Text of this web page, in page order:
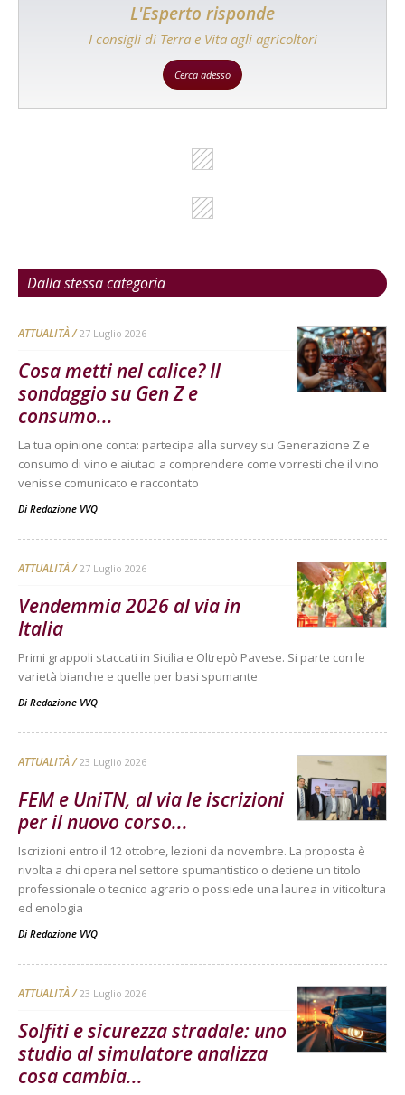
L'Esperto risponde
I consigli di Terra e Vita agli agricoltori
Cerca adesso
Dalla stessa categoria
ATTUALITÀ 27 Luglio 2026
Cosa metti nel calice? Il
sondaggio su Gen Z e
consumo...
La tua opinione conta: partecipa alla survey su Generazione Z e
consumo di vino e aiutaci a comprendere come vorresti che il vino
venisse comunicato e raccontato
Di Redazione VVQ
ATTUALITÀ 27 Luglio 2026
Vendemmia 2026 al via in
Italia
Primi grappoli staccati in Sicilia e Oltrepò Pavese. Si parte con le
varietà bianche e quelle per basi spumante
Di Redazione VVQ
ATTUALITÀ 23 Luglio 2026
FEM e UniTN, al via le iscrizioni
per il nuovo corso...
Iscrizioni entro il 12 ottobre, lezioni da novembre. La proposta è
rivolta a chi opera nel settore spumantistico o detiene un titolo
professionale o tecnico agrario o possiede una laurea in viticoltura
ed enologia
Di Redazione VVQ
ATTUALITÀ 23 Luglio 2026
Solfiti e sicurezza stradale: uno
studio al simulatore analizza
cosa cambia...